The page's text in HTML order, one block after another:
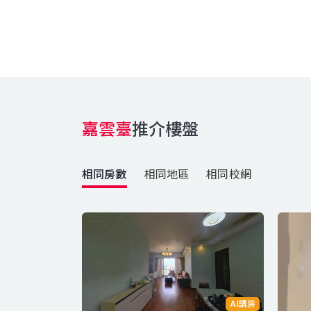
嘉雲臺推介樓盤
相同房數 相同地區 相同校網
AI講房